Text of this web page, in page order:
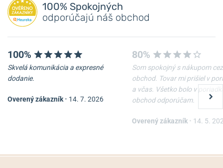
Pridať dotaz
Kožené puzdro Mikov 232-
Victorinox Párátko 91 mm,
100% Spokojných
odporúčajú náš obchod
100%
Skvelá komunikácia a expresné
dodanie.
Overený zákazník • 14. 7. 2026
80%
Som spokojný s nákupom cez
obchod. Tovar mi prišiel v
a včas. Všetko bolo v
obchod odporúčam.
Overený zákazník • 14. 5.